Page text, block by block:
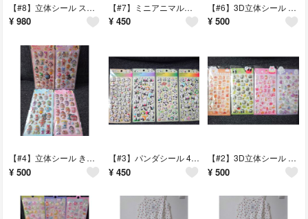
【#8】立体シール ステッカー 10枚セット ドロップシール まとめ売り
¥ 980
【#7】ミニアニマルシール ステッカー 4枚セット 動物 パンダ 犬 猫
¥ 450
【#6】3D立体シール ステッカー 4枚セット レトロ風 うさぎ 女の子
¥ 500
【#4】立体シール きゅん〜 POP SEAL ステッカー 4枚セット ぶさカワ
¥ 500
【#3】パンダシール 4枚セット ぷっくり ステッカー かわいいシール
¥ 450
【#2】3D立体シール 4枚セット パンダ うさぎ おばけ ねこ ステッカー
¥ 500